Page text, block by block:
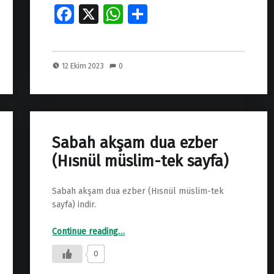
Fa
b
o
o
k
X
W
at
A
p
ar
12 Ekim 2023 0
Sabah akşam dua ezber
(Hısnül müslim-tek sayfa)
Sabah akşam dua ezber (Hısnül müslim-tek
sayfa) indir.
Continue reading“Sabah akşam dua ezber (Hısnül müslim-tek sayfa)”
…
0